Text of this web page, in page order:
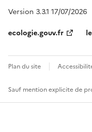
Version 3.3.1 17/07/2026
ecologie.gouv.fr
Plan du site
Sauf mention explicite de